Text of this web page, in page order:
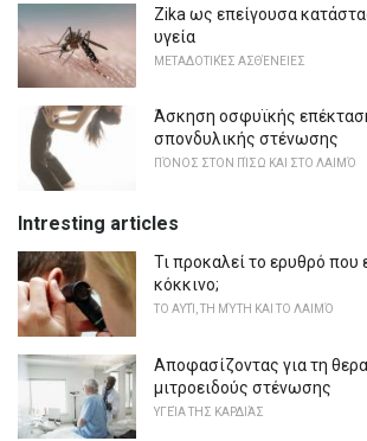
Zika ως επείγουσα
υγεία
ΜΕΤΑΔΟΤΙΚΈΣ ΑΣΘΈΝΕΙΕΣ
Άσκηση οσφυϊκής
σπονδυλικής στένωσης
ΠΌΝΟΣ ΣΤΟΝ ΠΊΣΩ ΚΑΙ ΣΤΟ ΛΑΙΜΌ
Intresting articles
Τι προκαλεί το ερυθρό που
κόκκινο;
ΤΟ ΑΥΤΊ, ΤΗ ΜΎΤΗ ΚΑΙ ΤΟ ΛΑΙΜΌ
Αποφασίζοντας για τη
μιτροειδούς στένωσης
ΥΓΕΊΑ ΤΗΣ ΚΑΡΔΙΆΣ